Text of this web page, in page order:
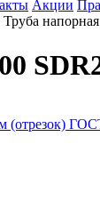
Акции